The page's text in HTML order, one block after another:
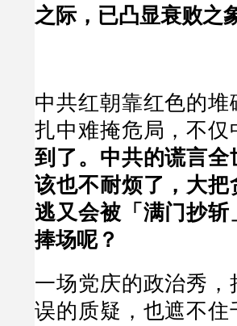
之际，已凸显衰败之
中共红朝靠红色的
扎中难掩危局，不
到了。中共的谎言
该也不耐烦了，大
逃又会被「满门抄
捧场呢？
一场党庆的政治秀
误的质疑，也遮不